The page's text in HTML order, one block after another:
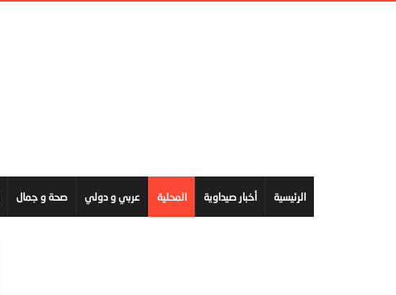
الرئيسية أخبار صيداوية المحلية عربي و دولي صحة و جمال